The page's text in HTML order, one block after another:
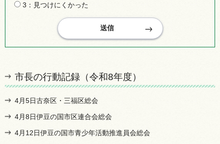
3：見つけにくかった
市長の行動記録（令和8年度）
4月5日古奈区・三福区総会
4月8日伊豆の国市区連合会総会
4月12日伊豆の国市青少年活動推進員会総会